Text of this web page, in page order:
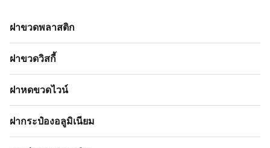
ฝาขวดพลาสติก
ฝาขวดวิสกี้
ฝาหดขวดไวน์
ฝากระป๋องอลูมิเนียม